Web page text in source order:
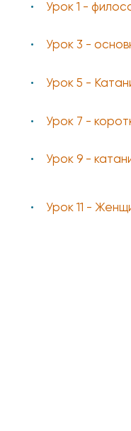
Урок 1 -
Урок 3 -
Урок 5 -
Урок 7 -
Урок 9 -
Урок 11 -